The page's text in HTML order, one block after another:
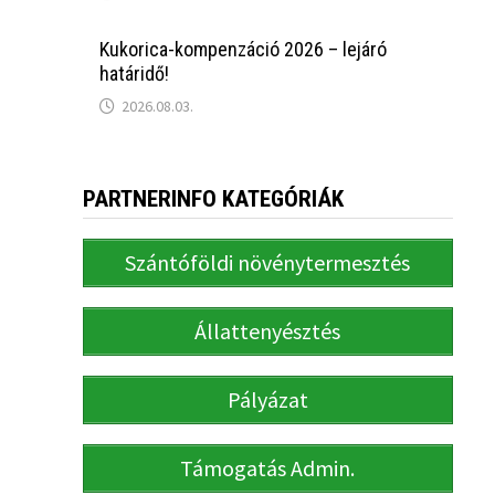
Kukorica-kompenzáció 2026 – lejáró
határidő!
2026.08.03.
PARTNERINFO KATEGÓRIÁK
Szántóföldi növénytermesztés
Állattenyésztés
Pályázat
Támogatás Admin.